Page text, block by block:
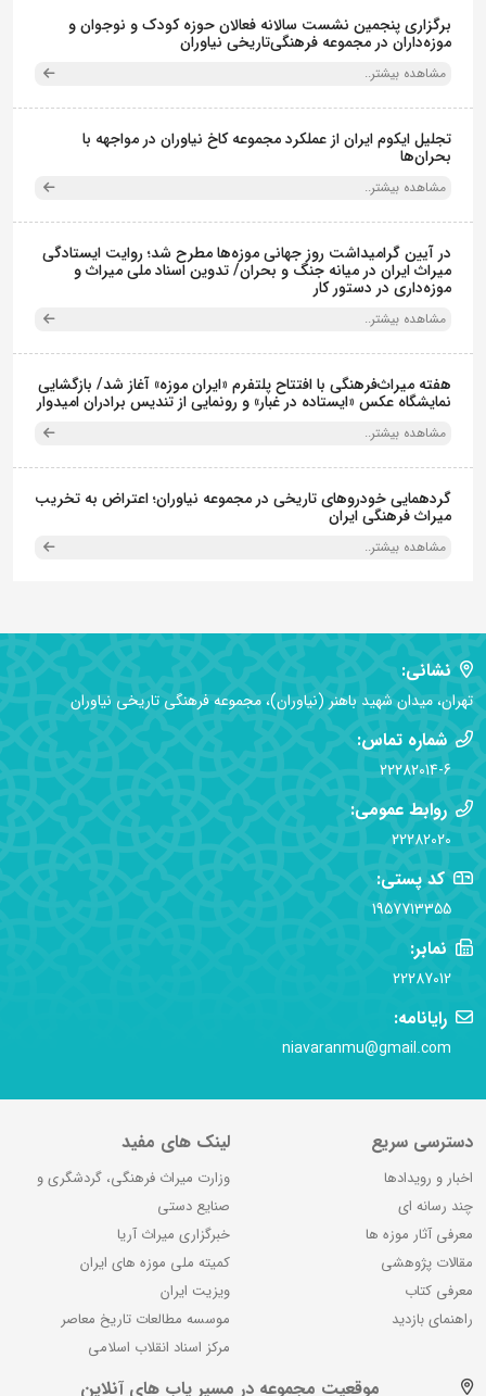
برگزاری پنجمین نشست سالانه فعالان حوزه کودک و نوجوان و
موزه‌داران در مجموعه فرهنگی‌تاریخی نیاوران
مشاهده بیشتر..
تجلیل ایکوم ایران از عملکرد مجموعه کاخ نیاوران در مواجهه با
بحران‌ها
مشاهده بیشتر..
در آیین گرامیداشت روز جهانی موزه‌ها مطرح شد؛ روایت ایستادگی
میراث ایران در میانه جنگ و بحران/ تدوین اسناد ملی میراث و
موزه‌داری در دستور کار
مشاهده بیشتر..
هفته میراث‌فرهنگی با افتتاح پلتفرم «ایران موزه» آغاز شد/ بازگشایی
نمایشگاه عکس «ایستاده در غبار» و رونمایی از تندیس برادران امیدوار
مشاهده بیشتر..
گردهمایی خودروهای تاریخی در مجموعه نیاوران؛ اعتراض به تخریب
میراث فرهنگی ایران
مشاهده بیشتر..
نشانی:
تهران، میدان شهید باهنر (نیاوران)، مجموعه فرهنگی تاریخی نیاوران
شماره تماس:
22282014-6
روابط عمومی:
22282020
کد پستی:
1957713355
نمابر:
22287012
رایانامه:
niavaranmu@gmail.com
دسترسی سریع
اخبار و رویدادها
چند رسانه ای
معرفی آثار موزه ها
مقالات پژوهشی
معرفی کتاب
راهنمای بازدید
لینک های مفید
وزارت میراث فرهنگی، گردشگری و
صنایع دستی
خبرگزاری میراث آریا
کمیته ملی موزه های ایران
ویزیت ایران
موسسه مطالعات تاریخ معاصر
مرکز اسناد انقلاب اسلامی
موقعیت مجموعه در مسیر یاب های آنلاین